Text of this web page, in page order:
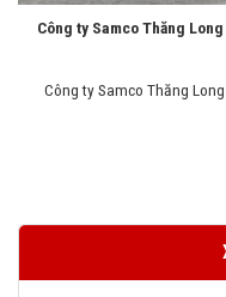
Công ty Samco Thăng
Công ty Samco Thăng